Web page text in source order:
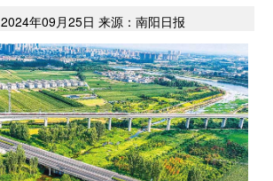
年09月25日 来源：南阳日报